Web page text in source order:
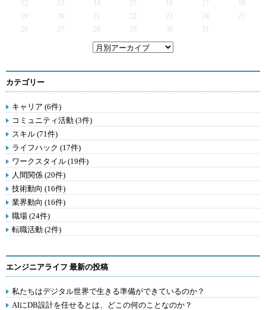
12
13 14 15 16 17
19
20 21 22 23 24
25
26
27 28 29 30 31
カテゴリー
キャリア (6件)
コミュニティ活動 (3件)
スキル (71件)
ライフハック (17件)
ワークスタイル (19件)
人間関係 (20件)
技術動向 (16件)
業界動向 (16件)
職場 (24件)
転職活動 (2件)
エンジニアライフ 最新の投稿
私たちはデジタル世界で生きる準備ができているのか？
AIにDB設計を任せるとは、どこの何のことなのか？